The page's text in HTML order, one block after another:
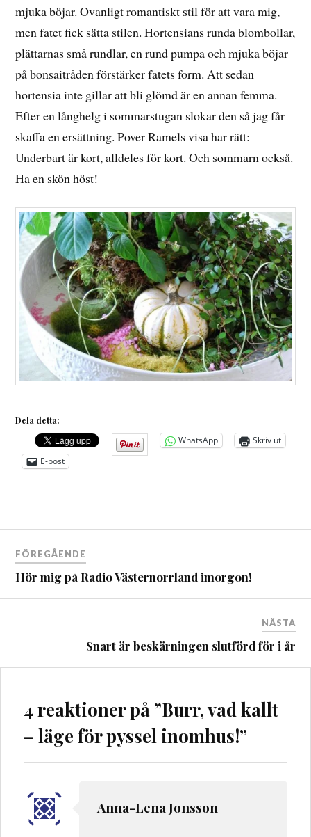
mjuka böjar. Ovanligt romantiskt stil för att vara mig,
men fatet fick sätta stilen. Hortensians runda blombollar,
plättarnas små rundlar, en rund pumpa och mjuka böjar
på bonsaitråden förstärker fatets form. Att sedan
hortensia inte gillar att bli glömd är en annan femma.
Efter en långhelg i sommarstugan slokar den så jag får
skaffa en ersättning. Pover Ramels visa har rätt:
Underbart är kort, alldeles för kort. Och sommarn också.
Ha en skön höst!
Dela detta:
WhatsApp
Skriv ut
E-post
Inläggsnavigering
FÖREGÅENDE
Hör mig på Radio Västernorrland imorgon!
NÄSTA
Snart är beskärningen slutförd för i år
4 reaktioner på ”Burr, vad kallt
– läge för pyssel inomhus!”
Anna-Lena Jonsson